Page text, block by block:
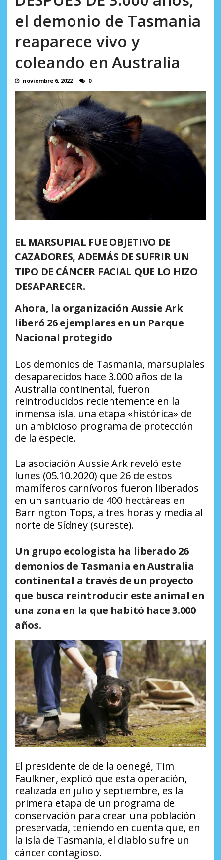
el demonio de Tasmania
reaparece vivo y
coleando en Australia
noviembre 6, 2022 0
EL MARSUPIAL FUE OBJETIVO DE
CAZADORES, ADEMÁS DE SUFRIR UN
TIPO DE CÁNCER FACIAL QUE LO HIZO
DESAPARECER.
Ahora, la organización Aussie Ark
liberó 26 ejemplares en un Parque
Nacional protegido
Los demonios de Tasmania, marsupiales
desaparecidos hace 3.000 años de la
Australia continental, fueron
reintroducidos recientemente en la
inmensa isla, una etapa «histórica» de
un ambicioso programa de protección
de la especie.
La asociación Aussie Ark reveló este
lunes (05.10.2020) que 26 de estos
mamíferos carnívoros fueron liberados
en un santuario de 400 hectáreas en
Barrington Tops, a tres horas y media al
norte de Sídney (sureste).
Un grupo ecologista ha liberado 26
demonios de Tasmania en Australia
continental a través de un proyecto
que busca reintroducir este animal en
una zona en la que habitó hace 3.000
años.
El presidente de de la oenegé, Tim
Faulkner, explicó que esta operación,
realizada en julio y septiembre, es la
primera etapa de un programa de
conservación para crear una población
preservada, teniendo en cuenta que, en
la isla de Tasmania, el diablo sufre un
cáncer contagioso.